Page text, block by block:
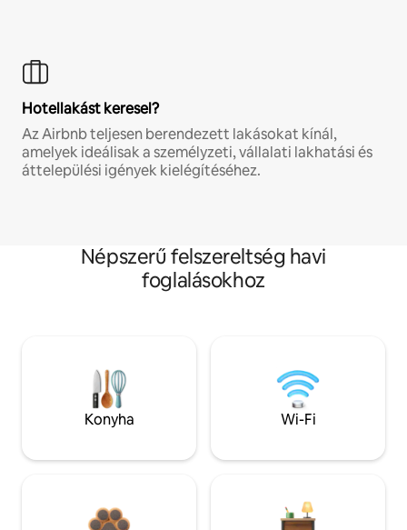
Hotellakást keresel?
Az Airbnb teljesen berendezett lakásokat kínál,
amelyek ideálisak a személyzeti, vállalati lakhatási és
áttelepülési igények kielégítéséhez.
Népszerű felszereltség havi
foglalásokhoz
Konyha Wi-Fi